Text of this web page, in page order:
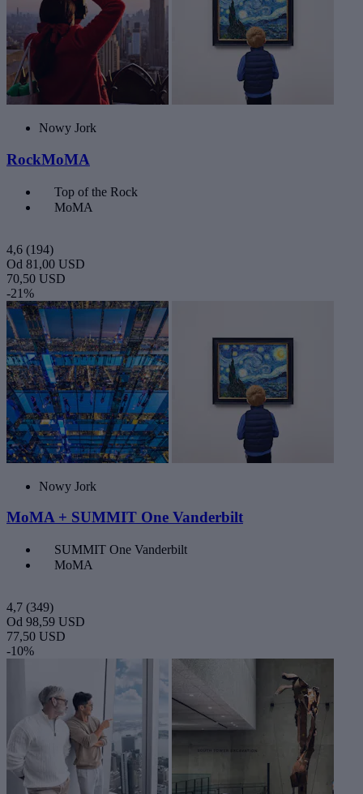
Nowy Jork
RockMoMA
Top of the Rock
MoMA
4,6 (194)
Od 81,00 USD
70,50 USD
-21%
Nowy Jork
MoMA + SUMMIT One Vanderbilt
SUMMIT One Vanderbilt
MoMA
4,7 (349)
Od 98,59 USD
77,50 USD
-10%